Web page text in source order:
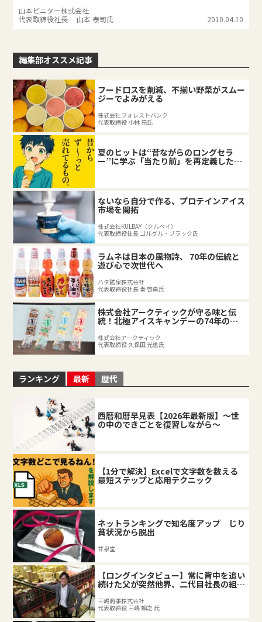
山本ビニター株式会社
代表取締役社長 山本 泰司氏
2010.04.10
編集部オススメ記事
フードロスを削減、不揃い野菜がスムー
ジーでよみがえる
株式会社フォレストバンク
代表取締役 小林 亮氏
夏のヒットは“昔ながらのロングセラ
ー”に学ぶ「当たり前」を再定義した企
業の底力
ないなら自分で作る、プロテインアイス
市場を開拓
株式会社KULBAY（クルベイ）
代表取締役社長 ゴルグル・ブラック氏
ラムネは日本の風物詩、 70年の伝統と
遊び心で次世代へ
ハタ鉱泉株式会社
代表取締役社長 秦 啓員氏
株式会社アークティックが守る味と伝
統！北極アイスキャンデーの74年の軌
株式会社アークティック
代表取締役 久保田 光恵氏
ランキング 最新 歴代
西暦和暦早見表【2026年最新版】～世
の中のできごとを復習しながら～
【1分で解決】Excelで文字数を数える
最短ステップと応用テクニック
ネットランキングで知名度アップ じり
貧状況から脱出
甘泉堂
【ロングインタビュー】常に背中を追い
続けた父が突然他界、二代目社長の組織
三嶋商事株式会社
代表取締役 三嶋 賴之 氏